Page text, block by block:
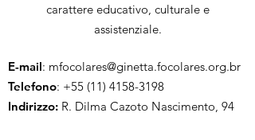
carattere educativo, culturale e
assistenziale.
E-mail: mfocolares@ginetta.focolares.org.br
Telefono: +55 (11) 4158-3198
Indirizzo: R. Dilma Cazoto Nascimento, 94